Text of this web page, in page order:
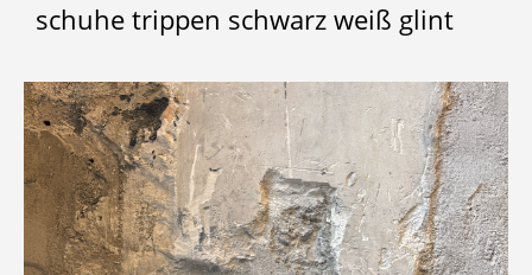
schuhe trippen schwarz weiß glint